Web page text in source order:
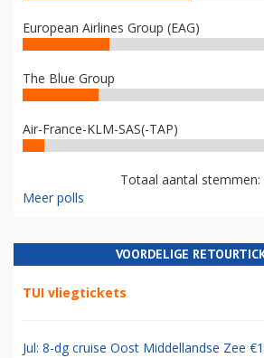
European Airlines Group (EAG)
The Blue Group
Air-France-KLM-SAS(-TAP)
Totaal aantal stemmen:
Meer polls
VOORDELIGE
TUI vliegtickets
Jul: 8-dg cruise Oost Middellandse Zee